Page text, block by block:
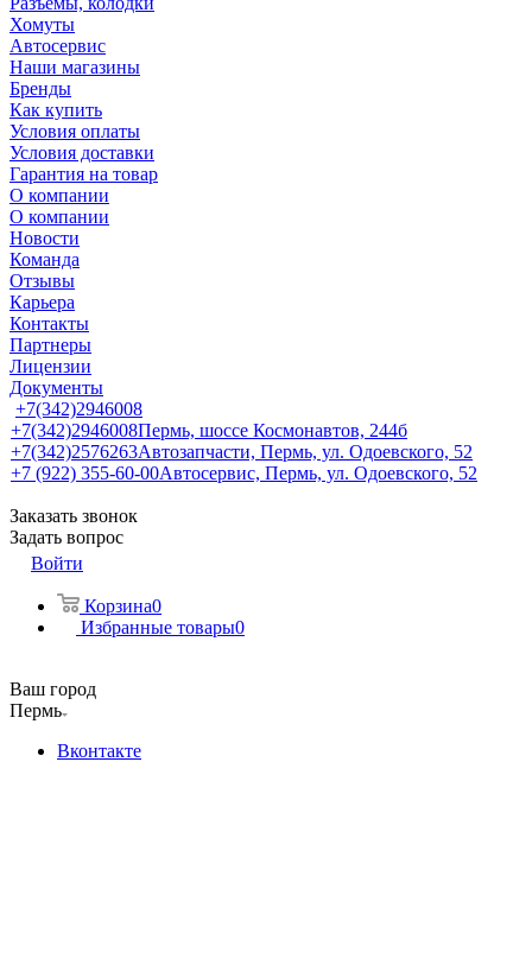
Хомуты
Автосервис
Наши магазины
Бренды
Как купить
Условия оплаты
Условия доставки
Гарантия на товар
О компании
О компании
Новости
Команда
Отзывы
Карьера
Контакты
Партнеры
Лицензии
Документы
+7(342)2946008
+7(342)2946008Пермь, шоссе Космонавтов, 244б
+7(342)2576263Автозапчасти, Пермь, ул. Одоевского, 52
+7 (922) 355-60-00Автосервис, Пермь, ул. Одоевского, 52
Заказать звонок
Задать вопрос
Войти
Корзина0
Избранные товары0
Ваш город
Пермь
Вконтакте